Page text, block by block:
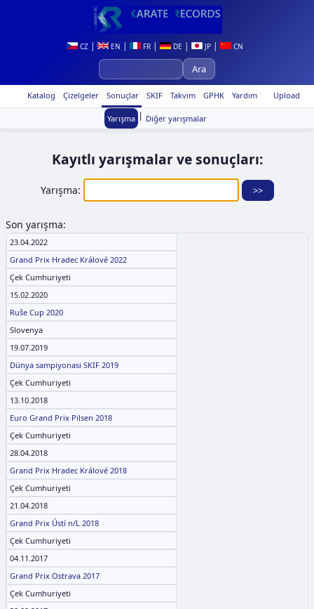
CZ | EN | FR | DE | JP | CN
Upload
Katalog Çizelgeler Sonuçlar SKIF Takvim GPHK Yardım
Yarışma | Diğer yarışmalar
Kayıtlı yarışmalar ve sonuçları:
Yarışma:
Son yarışma:
23.04.2022
Grand Prix Hradec Králové 2022
Çek Cumhuriyeti
15.02.2020
Ruše Cup 2020
Slovenya
19.07.2019
Dünya sampiyonasi SKIF 2019
Çek Cumhuriyeti
13.10.2018
Euro Grand Prix Pilsen 2018
Çek Cumhuriyeti
28.04.2018
Grand Prix Hradec Králové 2018
Çek Cumhuriyeti
21.04.2018
Grand Prix Ústí n/L 2018
Çek Cumhuriyeti
04.11.2017
Grand Prix Ostrava 2017
Çek Cumhuriyeti